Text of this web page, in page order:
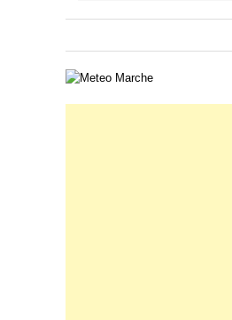
Carta meteorologica delle Marche